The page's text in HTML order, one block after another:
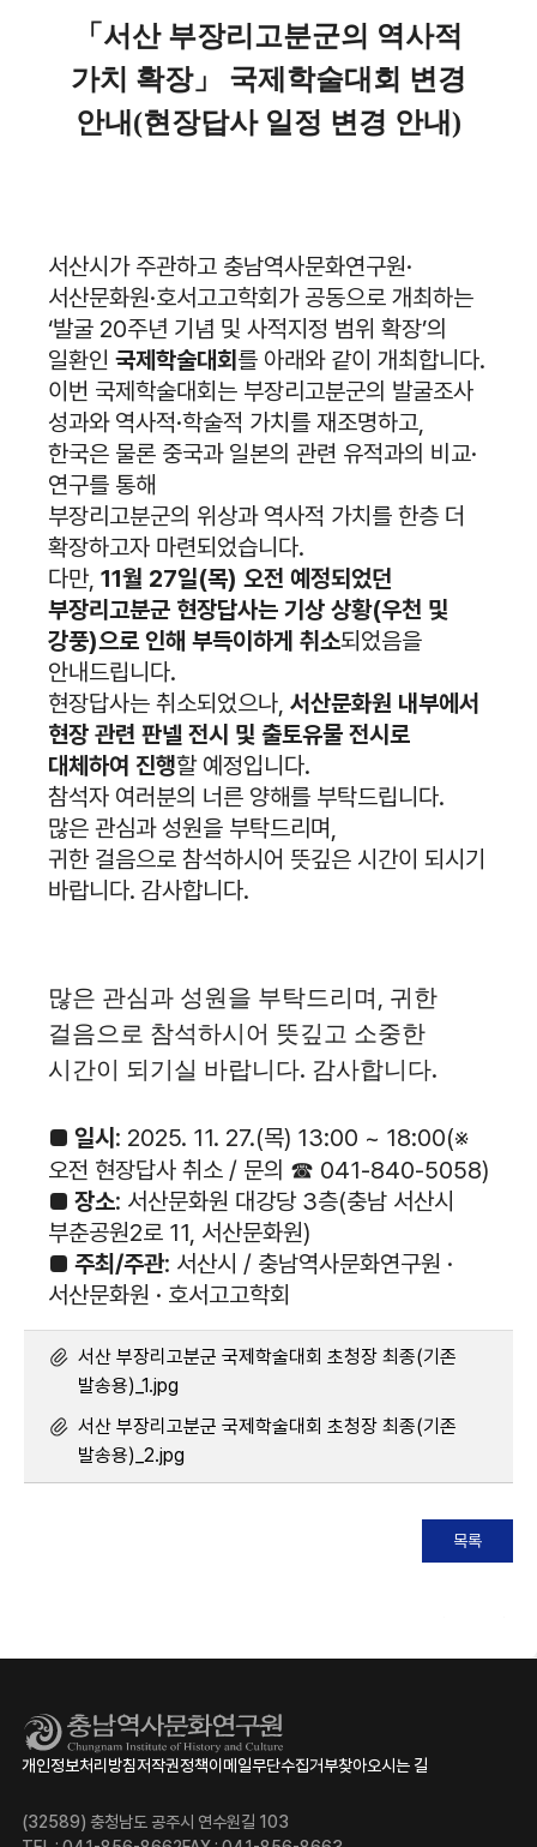
「서산 부장리고분군의 역사적
가치 확장」 국제학술대회 변경
안내(현장답사 일정 변경 안내)
서산시가 주관하고 충남역사문화연구원·
서산문화원·호서고고학회가 공동으로 개최하는
‘발굴 20주년 기념 및 사적지정 범위 확장’의
일환인 국제학술대회 를 아래와 같이 개최합니다.
이번 국제학술대회는 부장리고분군의 발굴조사
성과와 역사적·학술적 가치를 재조명하고,
한국은 물론 중국과 일본의 관련 유적과의 비교·
연구를 통해
부장리고분군의 위상과 역사적 가치를 한층 더
확장하고자 마련되었습니다.
다만, 11월 27일(목) 오전 예정되었던
부장리고분군 현장답사는 기상 상황(우천 및
강풍)으로 인해 부득이하게 취소되었음을
안내드립니다.
현장답사는 취소되었으나, 서산문화원 내부에서
현장 관련 판넬 전시 및 출토유물 전시로
대체하여 진행할 예정입니다.
참석자 여러분의 너른 양해를 부탁드립니다.
많은 관심과 성원을 부탁드리며,
귀한 걸음으로 참석하시어 뜻깊은 시간이 되시기
바랍니다. 감사합니다.
많은 관심과 성원을 부탁드리며
귀한
걸음으로 참석하시어 뜻깊고 소중한
시간이 되기실 바랍니다. 감사합니다.
■ 일시 : 2025. 11. 27.(목) 13:00 ~ 18:00(※
오전 현장답사 취소 / 문의 ☎ 041-840-5058)
■ 장소: 서산문화원 대강당 3층(충남 서산시
부춘공원2로 11, 서산문화원)
■ 주최/주관: 서산시 / 충남역사문화연구원 ·
서산문화원 · 호서고고학회
서산 부장리고분군 국제학술대회 초청장 최종(기존
발송용)_1.jpg
서산 부장리고분군 국제학술대회 초청장 최종(기존
발송용)_2.jpg
목록
개인정보처리방침저작권정책이메일무단수집거부찾아오시는 길
(32589) 충청남도 공주시 연수원길 103